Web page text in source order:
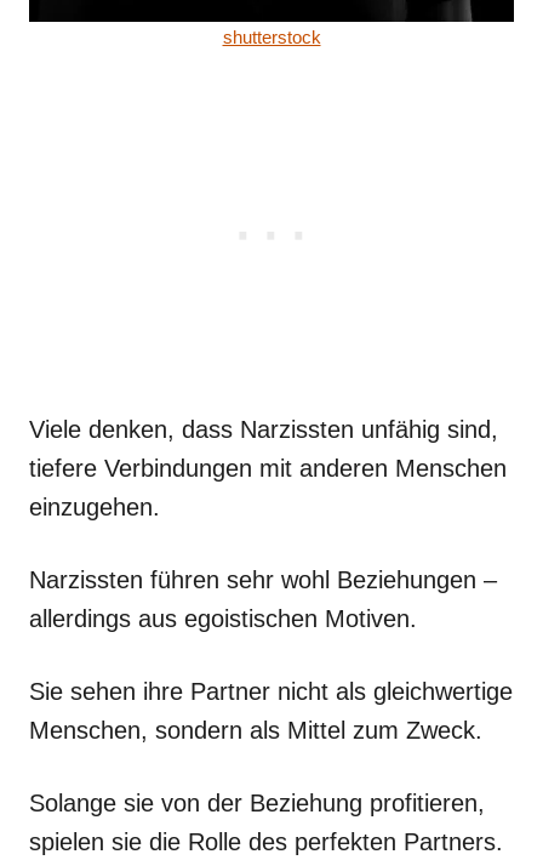
shutterstock
Viele denken, dass Narzissten unfähig sind,
tiefere Verbindungen mit anderen Menschen
einzugehen.
Narzissten führen sehr wohl Beziehungen –
allerdings aus egoistischen Motiven.
Sie sehen ihre Partner nicht als gleichwertige
Menschen, sondern als Mittel zum Zweck.
Solange sie von der Beziehung profitieren,
spielen sie die Rolle des perfekten Partners.